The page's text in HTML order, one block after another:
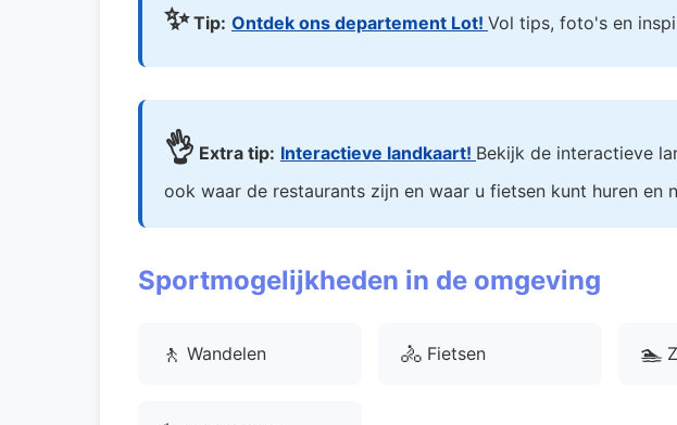
✨Tip: Ontdek ons departement Lot! Vol tips, foto's en
👌 Extra tip: Interactieve landkaart! Bekijk de interactieve
ook waar de restaurants zijn en waar u fietsen kunt huren en
Sportmogelijkheden in de omgeving
🚶 Wandelen 🚴 Fietsen 🏊